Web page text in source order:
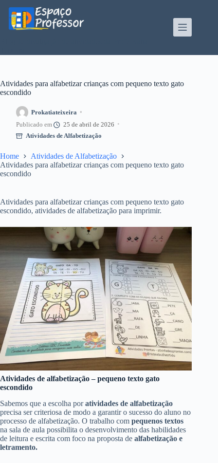
para
conteúdo
Atividades para alfabetizar crianças com pequeno texto gato
escondido
Prokatiateixeira
25 de abril de 2026
Atividades de Alfabetização
Home
Atividades de Alfabetização
Atividades para alfabetizar crianças com pequeno texto gato
escondido
Atividades para alfabetizar crianças com pequeno texto gato
escondido, atividades de alfabetização para imprimir.
Atividades de alfabetização – pequeno texto gato
escondido
Sabemos que a escolha poratividades de alfabetização
precisa ser criteriosa de modo a garantir o sucesso do aluno no
processo de alfabetização. O trabalho com pequenos textos
na sala de aula possibilita o desenvolvimento das habilidades
de leitura e escrita com foco na proposta de alfabetização e
letramento.